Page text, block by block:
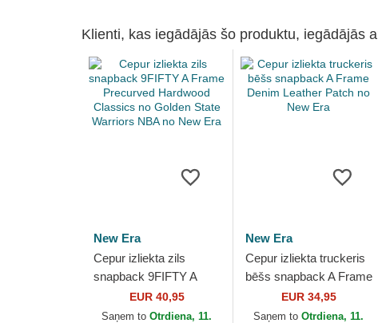
Klienti, kas iegādājās šo produktu, iegādājās
New Era
Cepur izliekta zils
snapback 9FIFTY A
Frame Precurved
Hardwood Classics no
EUR 40,95
Saņem toOtrdiena, 11.
New Era
Cepur izliekta truckeris
bēšs snapback A Frame
Denim Leather Patch no
New Era
EUR 34,95
Saņem toOtrdiena, 11.